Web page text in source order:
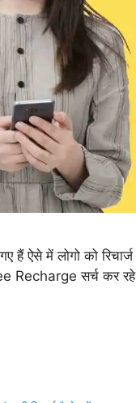
हैं ऐसे में लोगो को रिचार्ज
Recharge सर्च कर रहे